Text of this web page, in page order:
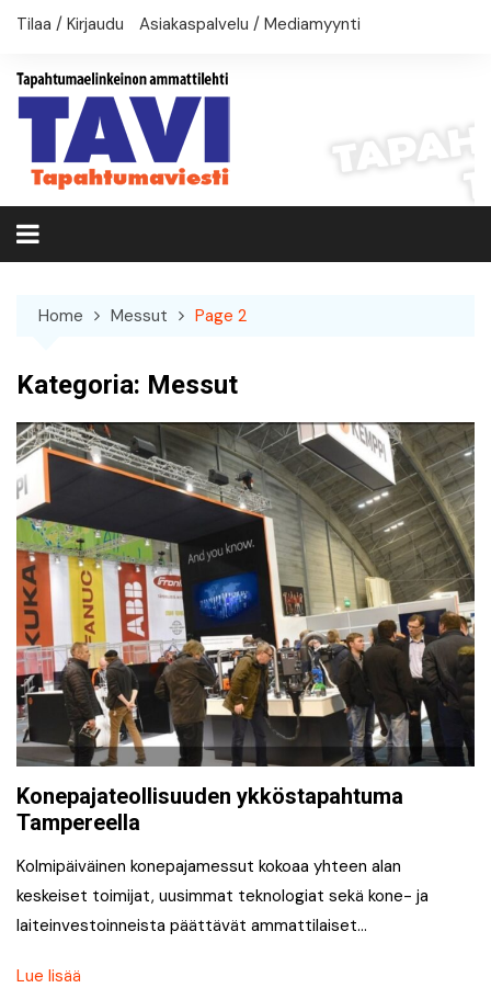
Skip
Tilaa / Kirjaudu Asiakaspalvelu / Mediamyynti
Home Messut Page 2
Kategoria: Messut
Konepajateollisuuden ykköstapahtuma
Tampereella
Kolmipäiväinen konepajamessut kokoaa yhteen alan
keskeiset toimijat, uusimmat teknologiat sekä kone- ja
laiteinvestoinneista päättävät ammattilaiset…
Lue lisää